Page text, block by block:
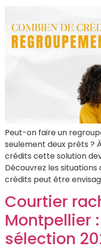
Peut-on faire un
seulement deux prêts ?
crédits cette solution
Découvrez les
crédits peut être
Courtier
Montpellier
sélection